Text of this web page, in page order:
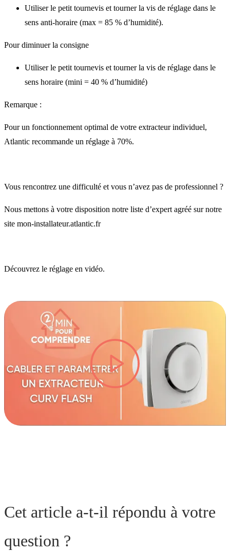
Utiliser le petit tournevis et tourner la vis de réglage dans le
sens anti-horaire (max = 85 % d’humidité).
Pour diminuer la consigne
Utiliser le petit tournevis et tourner la vis de réglage dans le
sens horaire (mini = 40 % d’humidité)
Remarque :
Pour un fonctionnement optimal de votre extracteur individuel,
Atlantic recommande un réglage à 70%.
Vous rencontrez une difficulté et vous n’avez pas de professionnel ?
Nous mettons à votre disposition notre liste d’expert agréé sur notre
site mon-installateur.atlantic.fr
Découvrez le réglage en vidéo.
lire la vidéo
Cet article a-t-il répondu à votre
question ?